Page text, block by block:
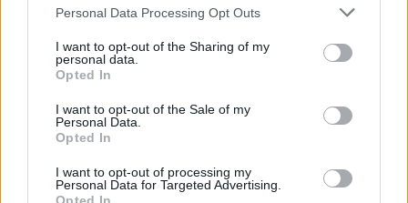
Please note that this website/app uses one or more Google
not limited to your visit or usage behaviour. You may click to
grant or deny consent to Google and its third-party tags to
use your data for below specified purposes in below Google
consent section.
Personal Data Processing Opt Outs
I want to opt-out of the Sharing of my
personal data.
Opted In
I want to opt-out of the Sale of my
Personal Data.
Opted In
I want to opt-out of processing my
Personal Data for Targeted Advertising.
Inviaci le tue segnalazioni,
Su WhatsApp al numero +39
345 356 7512